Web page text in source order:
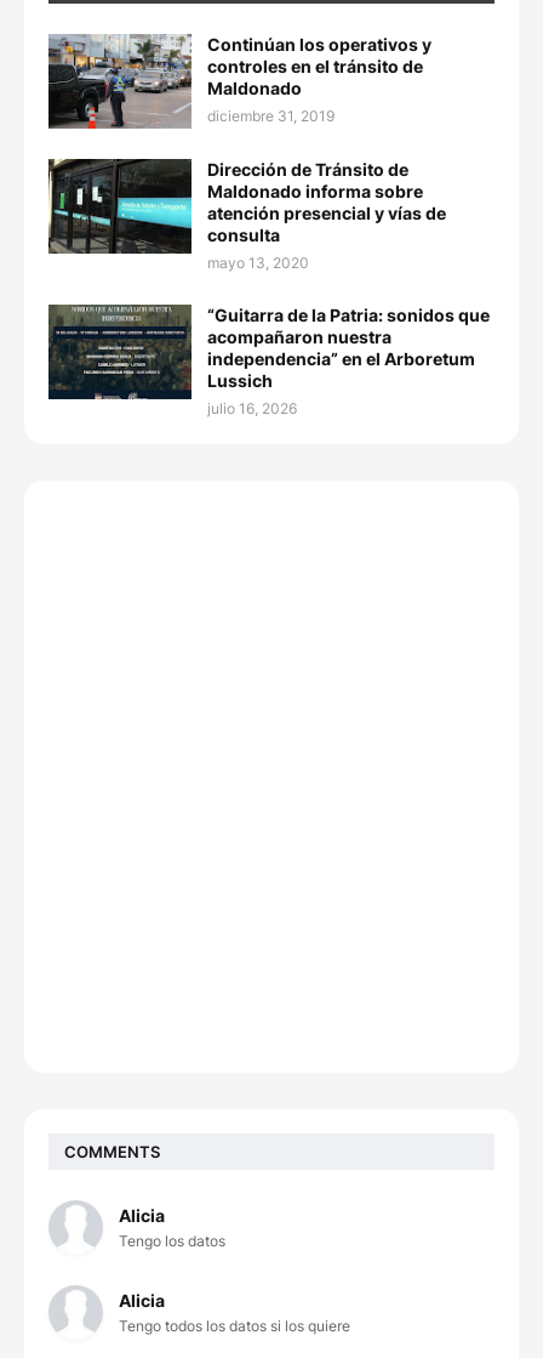
Continúan los operativos y
controles en el tránsito de
Maldonado
diciembre 31, 2019
Dirección de Tránsito de
Maldonado informa sobre
atención presencial y vías de
consulta
mayo 13, 2020
“Guitarra de la Patria: sonidos que
acompañaron nuestra
independencia” en el Arboretum
Lussich
julio 16, 2026
COMMENTS
Alicia
Tengo los datos
Alicia
Tengo todos los datos si los quiere